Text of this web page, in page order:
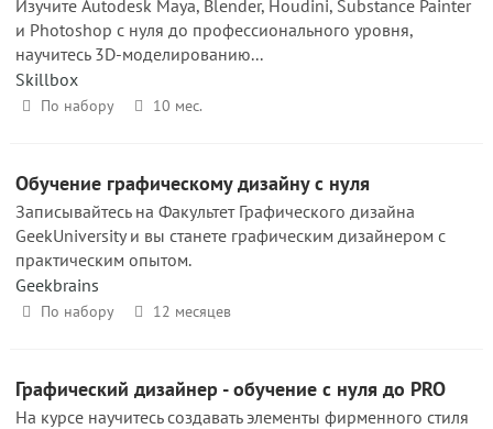
Изучите Autodesk Maya, Blender, Houdini, Substance Painter
и Photoshop с нуля до профессионального уровня,
научитесь 3D-моделированию...
Skillbox
По набору 10 мес.
Обучение графическому дизайну с нуля
Записывайтесь на Факультет Графического дизайна
GeekUniversity и вы станете графическим дизайнером с
практическим опытом.
Geekbrains
По набору 12 месяцев
Графический дизайнер - обучение с нуля до PRO
На курсе научитесь создавать элементы фирменного стиля